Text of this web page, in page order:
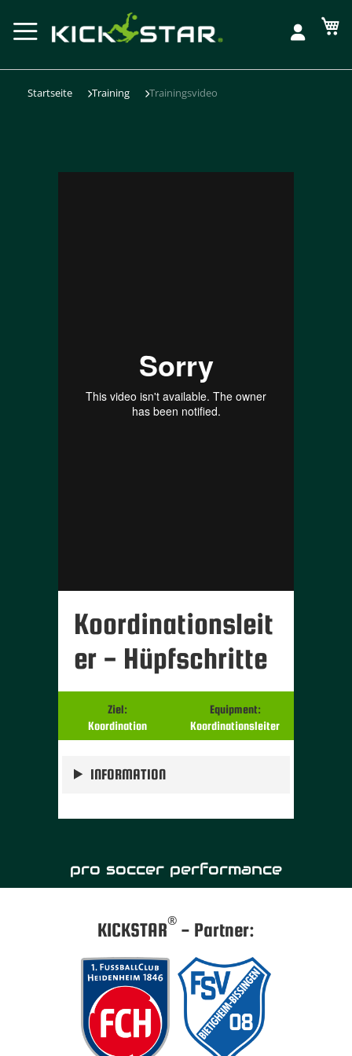
Startseite Training Trainingsvideo
Koordinationsleit
er - Hüpfschritte
Ziel:
Koordination
Equipment:
Koordinationsleiter
INFORMATION
pro soccer performance
KICKSTAR® - Partner: